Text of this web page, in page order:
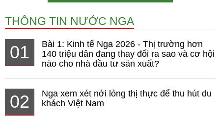
THÔNG TIN NƯỚC NGA
01
Bài 1: Kinh tế Nga 2026 - Thị trường hơn
140 triệu dân đang thay đổi ra sao và cơ hội
nào cho nhà đầu tư sản xuất?
02
Nga xem xét nới lỏng thị thực để thu hút du
khách Việt Nam